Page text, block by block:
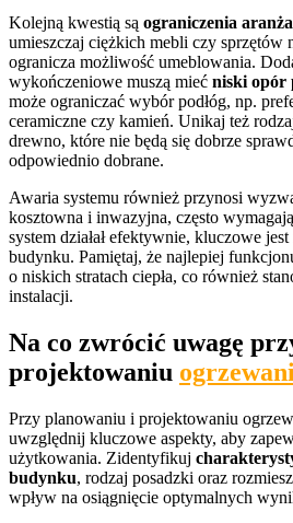
Kolejną kwestią są ograniczenia
umieszczaj ciężkich mebli czy sprzętów
ogranicza możliwość umeblowania.
wykończeniowe muszą mieć niski opór
może ograniczać wybór podłóg, np.
ceramiczne czy kamień. Unikaj też
drewno, które nie będą się dobrze
odpowiednio dobrane.
Awaria systemu również przynosi
kosztowna i inwazyjna, często
system działał efektywnie, kluczowe
budynku. Pamiętaj, że najlepiej
o niskich stratach ciepła, co również
instalacji.
Na co zwrócić uwagę
projektowaniu
Przy planowaniu i projektowaniu
uwzględnij kluczowe aspekty, aby
użytkowania. Zidentyfikuj
budynku, rodzaj posadzki oraz
wpływ na osiągnięcie optymalnych